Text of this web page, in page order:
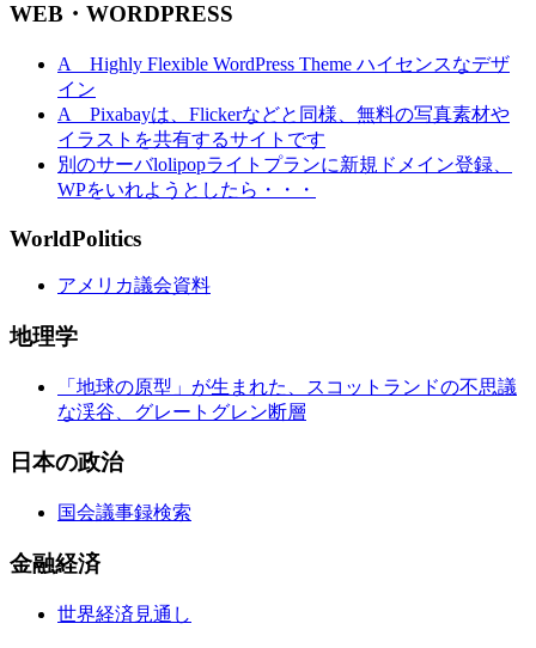
WEB・WORDPRESS
A Highly Flexible WordPress Theme ハイセンスなデザ
イン
A Pixabayは、Flickerなどと同様、無料の写真素材や
イラストを共有するサイトです
別のサーバlolipopライトプランに新規ドメイン登録、
WPをいれようとしたら・・・
WorldPolitics
アメリカ議会資料
地理学
「地球の原型」が生まれた、スコットランドの不思議
な渓谷、グレートグレン断層
日本の政治
国会議事録検索
金融経済
世界経済見通し